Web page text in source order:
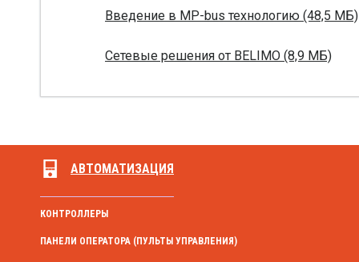
Введение в MP-bus технологию (48,5 МБ)
Сетевые решения от BELIMO (8,9 МБ)
АВТОМАТИЗАЦИЯ
КОНТРОЛЛЕРЫ
ПАНЕЛИ ОПЕРАТОРА (ПУЛЬТЫ УПРАВЛЕНИЯ)